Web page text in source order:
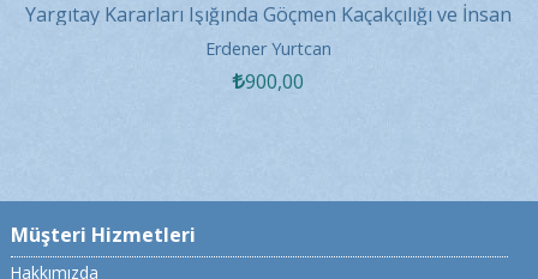
Yargıtay Kararları Işığında Göçmen Kaçakçılığı ve İnsan
Ticareti
Erdener Yurtcan
900,00
Müşteri Hizmetleri
Hakkımızda